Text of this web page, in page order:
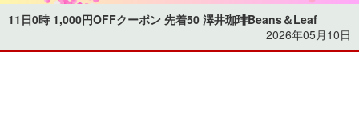
11日0時 1,000円OFFクーポン 先着50 澤井珈琲Beans＆Leaf
2026年05月10日